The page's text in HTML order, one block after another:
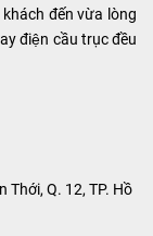
và bảo trì.đến vừa lòng
điện cầu trục đều
Thới, Q. 12, TP. Hồ